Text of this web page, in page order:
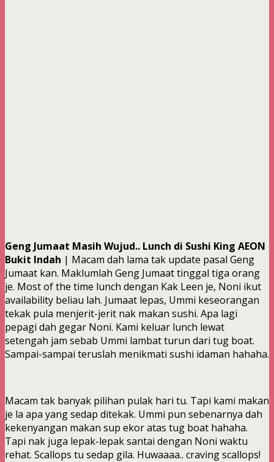
Geng Jumaat Masih Wujud.. Lunch di Sushi King AEON
Bukit Indah | Macam dah lama tak update pasal Geng
Jumaat kan. Maklumlah Geng Jumaat tinggal tiga orang
je. Most of the time lunch dengan Kak Leen je, Noni ikut
availability beliau lah. Jumaat lepas, Ummi keseorangan
tekak pula menjerit-jerit nak makan sushi. Apa lagi
pepagi dah gegar Noni. Kami keluar lunch lewat
setengah jam sebab Ummi lambat turun dari tug boat.
Sampai-sampai teruslah menikmati sushi idaman hahaha.
Macam tak banyak pilihan pulak hari tu. Tapi kami makan
je la apa yang sedap ditekak. Ummi pun sebenarnya dah
kekenyangan makan sup ekor atas tug boat hahaha.
Tapi nak juga lepak-lepak santai dengan Noni waktu
rehat. Scallops tu sedap gila. Huwaaaa.. craving scallops!